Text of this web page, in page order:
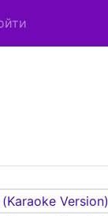
Version)